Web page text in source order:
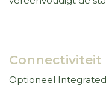
Connectiviteit
Optioneel